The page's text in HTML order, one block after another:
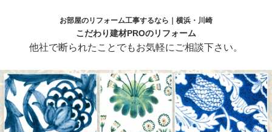
お部屋のリフォーム工事するなら｜横浜・川崎
こだわり建材PROのリフォーム
他社で断られたことでもお気軽にご相談下さい。